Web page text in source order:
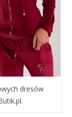
dresów